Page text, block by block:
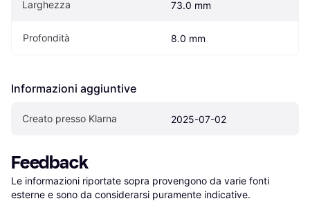
Larghezza 73.0 mm
Profondità 8.0 mm
Informazioni aggiuntive
Creato presso Klarna 2025-07-02
Feedback
Le informazioni riportate sopra provengono da varie fonti
esterne e sono da considerarsi puramente indicative.